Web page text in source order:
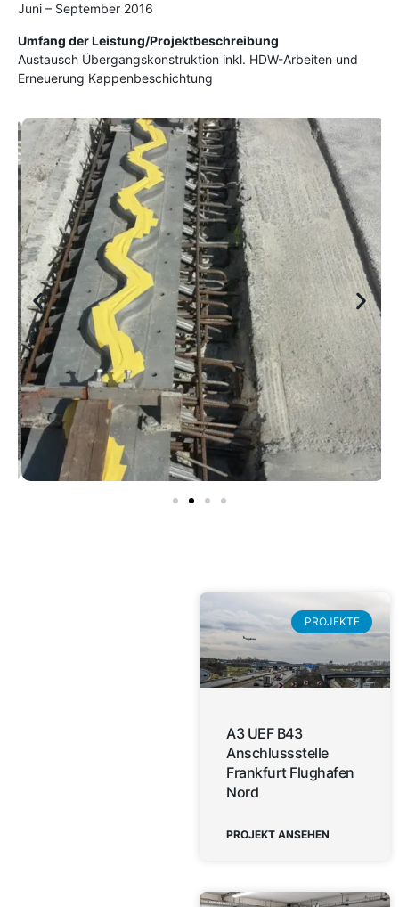
Juni – September 2016
Umfang der Leistung/Projektbeschreibung
Austausch Übergangskonstruktion inkl. HDW-Arbeiten und
Erneuerung Kappenbeschichtung
PROJEKTE
A3 UEF B43
Anschlussstelle
Frankfurt Flughafen
Nord
PROJEKT ANSEHEN